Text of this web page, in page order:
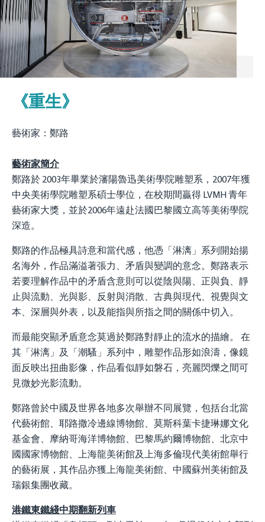
《重生》
藝術家：鄭路
藝術家簡介
鄭路於 2003年畢業於瀋陽魯迅美術學院雕塑系，2007年獲
中央美術學院雕塑系碩士學位，在校期間贏得 LVMH 青年
藝術家大獎，並於2006年遠赴法國巴黎國立高等美術學院
深造。
鄭路的作品極具詩意和當代感，他憑「淋漓」系列開始揚
名海外，作品滿溢著張力、矛盾與變調的意念。鄭路表示
若要理解作品中的矛盾含意則可以從陰與陽、正與負、靜
止與流動、光與影、反射與消散、古典與現代、視覺與文
本、深層與外表，以及能指與所指之間的關係中切入。
而最能突顯矛盾意念莫過於鄭路對靜止的流水的描繪。 在
其「淋漓」及「潮騷」系列中，雕塑作品形如浪濤，像鏡
面反映出扭曲影像，作品看似靜如磐石，亮麗閃爍之間可
見微妙光影流動。
鄭路曾於中國及世界各地多次舉辦不同展覽，包括台北當
代藝術館、耶路撒冷邊線博物館、莫斯科葉卡捷琳娜文化
基金會、摩納哥海洋博物館、巴黎馬約爾博物館、北京中
國國家博物館、上海龍美術館及上海多倫現代美術館舉行
的藝術展，其作品亦獲上海龍美術館、中國蘇州美術館及
瑞銀集團收藏。
港鐵東鐵綫中期翻新列車